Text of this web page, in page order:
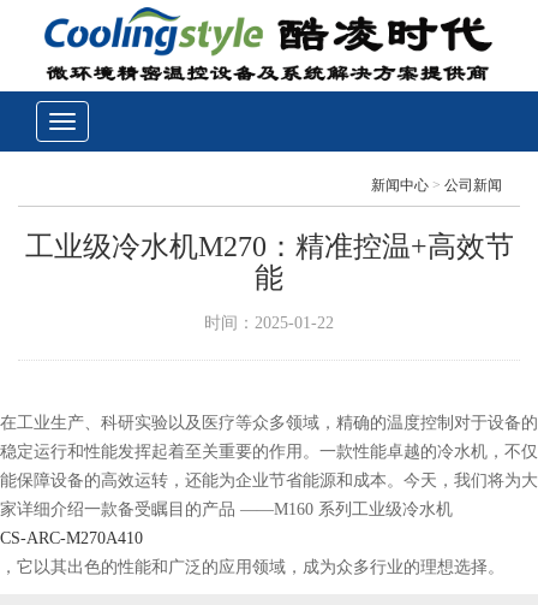
新闻中心 > 公司新闻
工业级冷水机M270：精准控温+高效节
能
时间：2025-01-22
在工业生产、科研实验以及医疗等众多领域，精确的温度控制对于设备的
稳定运行和性能发挥起着至关重要的作用。一款性能卓越的冷水机，不仅
能保障设备的高效运转，还能为企业节省能源和成本。今天，我们将为大
家详细介绍一款备受瞩目的产品 ——M160 系列工业级冷水机
CS-ARC-M270A410
，它以其出色的性能和广泛的应用领域，成为众多行业的理想选择。